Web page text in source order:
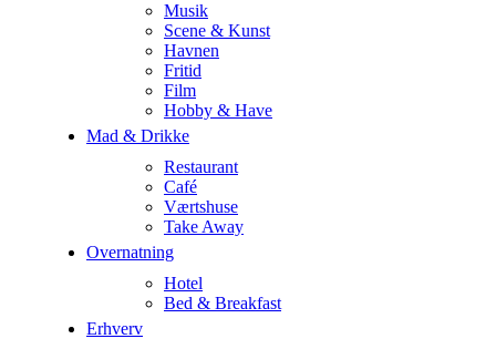
Musik
Scene & Kunst
Havnen
Fritid
Film
Hobby & Have
Mad & Drikke
Restaurant
Café
Værtshuse
Take Away
Overnatning
Hotel
Bed & Breakfast
Erhverv